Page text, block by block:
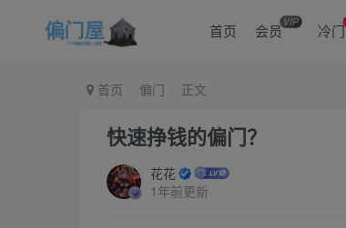
首页 会员VIP 冷门
首页 偏门 正文
快速挣钱的偏门？
花花
1年前更新